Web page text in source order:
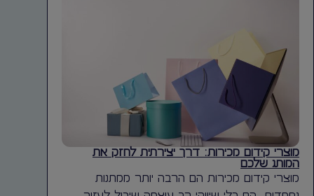
מוצרי קידום מכירות: דרך יצירתית לחזק את
המותג שלכם
מוצרי קידום מכירות הם הרבה יותר ממתנות